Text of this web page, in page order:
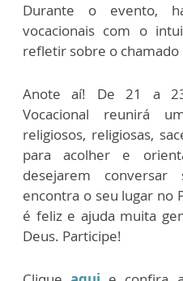
Durante o evento,
vocacionais com o
refletir sobre o chamado
Anote aí! De 21 a
Vocacional reunirá
religiosos, religiosas,
para acolher e
desejarem conversar
encontra o seu lugar no
é feliz e ajuda muita
Deus. Participe!